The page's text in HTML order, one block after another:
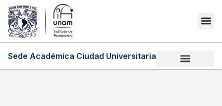
Sede Académica Ciudad Universitaria